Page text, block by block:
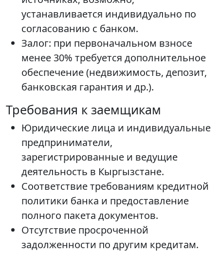
устанавливается индивидуально по
согласованию с банком.
Залог: при первоначальном взносе
менее 30% требуется дополнительное
обеспечение (недвижимость, депозит,
банковская гарантия и др.).
Требования к заемщикам
Юридические лица и индивидуальные
предприниматели,
зарегистрированные и ведущие
деятельность в Кыргызстане.
Соответствие требованиям кредитной
политики банка и предоставление
полного пакета документов.
Отсутствие просроченной
задолженности по другим кредитам.